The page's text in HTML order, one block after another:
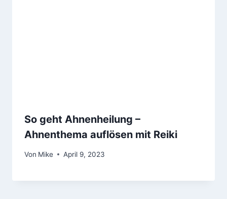
So geht Ahnenheilung –
Ahnenthema auflösen mit Reiki
Von Mike April 9, 2023